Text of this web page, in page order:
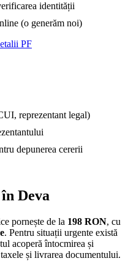
identității
(o generăm noi)
PF
reprezentant legal)
depunerea cererii
Deva
pornește de la 198 RON, cu
. Pentru situații urgente există
acoperă întocmirea și
și livrarea documentului.